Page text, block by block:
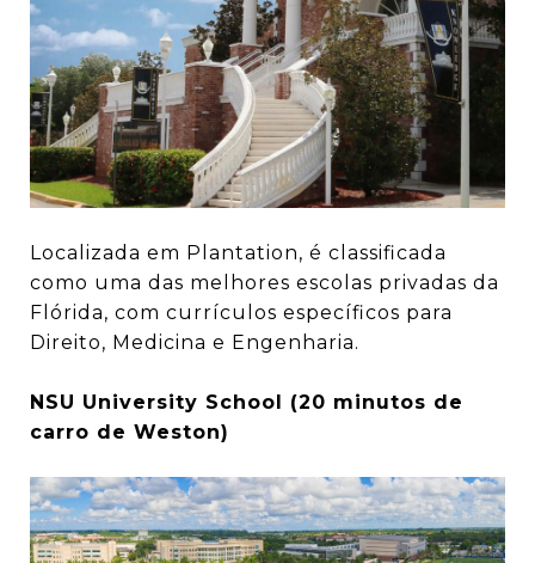
Localizada em Plantation, é classificada
como uma das melhores escolas privadas da
Flórida, com currículos específicos para
Direito, Medicina e Engenharia.
NSU University School (20 minutos de
carro de Weston)